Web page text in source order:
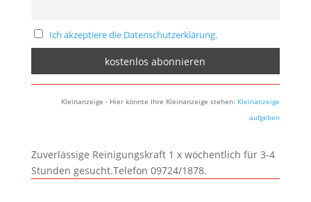
Ich akzeptiere die Datenschutzerklärung.
Kleinanzeige - Hier könnte Ihre Kleinanzeige stehen: Kleinanzeige
aufgeben
Zuverlässige Reinigungskraft 1 x wöchentlich für 3-4
Stunden gesucht.Telefon 09724/1878.